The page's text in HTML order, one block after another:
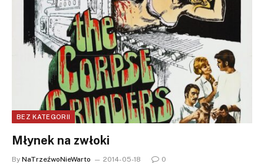
BEZ KATEGORII
Młynek na zwłoki
By NaTrzeźwoNieWarto 2014-05-18 0